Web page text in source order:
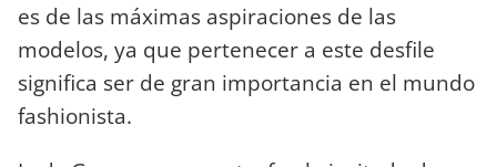
es de las máximas aspiraciones de las
modelos, ya que pertenecer a este desfile
significa ser de gran importancia en el mundo
fashionista.